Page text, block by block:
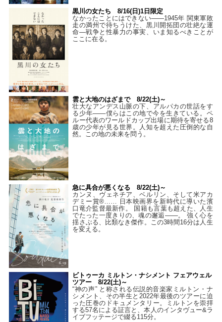
黒川の女たち 8/16(日)1日限定
なかったことにはできない——1945年 関東軍敗
走の満州で待ちうけた、黒川開拓団の壮絶な運
命―戦争と性暴力の事実、いま知るべきことが
ここに在る。
雲と大地のはざまで 8/22(土)～
壮大なアンデス山脈の下、アルパカの世話をす
る少年――僕らはこの地で今を生きている。ペ
ルー代表のワールドカップ出場に期待を寄せる8
歳の少年が見る世界。人知を超えた圧倒的な自
然。この地の未来を問う。
急に具合が悪くなる 8/22(土)～
カンヌ、ヴェネチア、ベルリン、そして米アカ
デミー賞®…… 日本映画界を新時代に導いた濱
口竜介監督最新作。 国籍も言葉も超えた、人生
でたった一度きりの、魂の邂逅――。 強く心を
揺さぶる、比類なき傑作。この3時間16分は人生
を変える。
ビトゥーカ ミルトン・ナシメント フェアウェル
ツアー 8/22(土)～
“神の声” と称される伝説的音楽家ミルトン・ナ
シメント、その半生と2022年最後のツアーに迫
った圧巻のドキュメンタリー。ミルトンを崇拝
する57名による証言と、本人のインタヴュー&ラ
イブフッテージで綴る115分。